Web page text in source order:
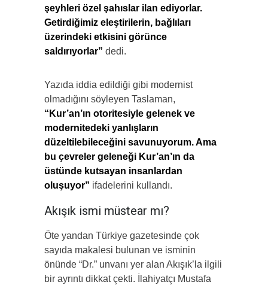
şeyhleri özel şahıslar ilan ediyorlar.
Getirdiğimiz eleştirilerin, bağlıları
üzerindeki etkisini görünce
saldırıyorlar” dedi.
Yazıda iddia edildiği gibi modernist
olmadığını söyleyen Taslaman,
“Kur’an’ın otoritesiyle gelenek ve
modernitedeki yanlışların
düzeltilebileceğini savunuyorum. Ama
bu çevreler geleneği Kur’an’ın da
üstünde kutsayan insanlardan
oluşuyor” ifadelerini kullandı.
Akışık ismi müstear mı?
Öte yandan Türkiye gazetesinde çok
sayıda makalesi bulunan ve isminin
önünde “Dr.” unvanı yer alan Akışık’la ilgili
bir ayrıntı dikkat çekti. İlahiyatçı Mustafa